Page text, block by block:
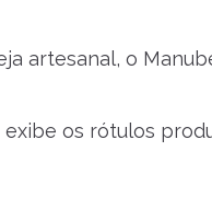
artesanal, o
os rótulos